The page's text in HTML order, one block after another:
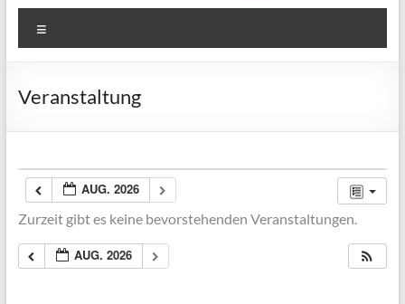
Veranstaltung
AUG. 2026
Zurzeit gibt es keine bevorstehenden Veranstaltungen.
AUG. 2026